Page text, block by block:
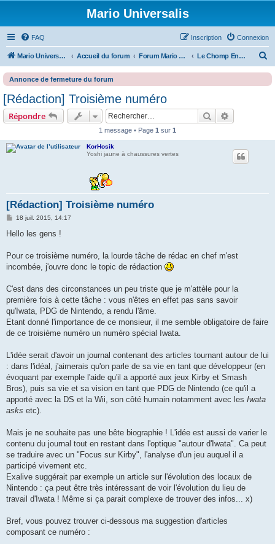
Mario Universalis
FAQ Connexion
Inscription
Mario Universalis Accueil du forum Forum Mario Universalis Le Chomp Enchainé
c
Annonce de fermeture du forum
[Rédaction] Troisième numéro
Répondre Rechercher
1 message • Page 1 sur 1
KorHosik
Yoshi jaune à chaussures vertes
[Rédaction] Troisième numéro
M
s
g
18 juil. 2015, 14:17
Hello les gens !
Pour ce troisième numéro, la lourde tâche de rédac en chef m'est
incombée, j'ouvre donc le topic de rédaction
C'est dans des circonstances un peu triste que je m'attèle pour la
première fois à cette tâche : vous n'êtes en effet pas sans savoir
qu'Iwata, PDG de Nintendo, a rendu l'âme.
Etant donné l'importance de ce monsieur, il me semble obligatoire de faire
de ce troisième numéro un numéro spécial Iwata.
L'idée serait d'avoir un journal contenant des articles tournant autour de lui
: dans l'idéal, j'aimerais qu'on parle de sa vie en tant que développeur (en
évoquant par exemple l'aide qu'il a apporté aux jeux Kirby et Smash
Bros), puis sa vie et sa vision en tant que PDG de Nintendo (ce qu'il a
apporté avec la DS et la Wii, son côté humain notamment avec les Iwata
asks etc).
Mais je ne souhaite pas une bête biographie ! L'idée est aussi de varier le
contenu du journal tout en restant dans l'optique "autour d'Iwata". Ca peut
se traduire avec un "Focus sur Kirby", l'analyse d'un jeu auquel il a
participé vivement etc.
Exalive suggérait par exemple un article sur l'évolution des locaux de
Nintendo : ça peut être très intéressant de voir l'évolution du lieu de
travail d'Iwata ! Même si ça parait complexe de trouver des infos... x)
Bref, vous pouvez trouver ci-dessous ma suggestion d'articles
composant ce numéro :